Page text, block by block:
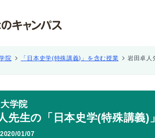
院 「日本史学(特殊講義)」を含む授業 岩田卓人
学院
先生の「日本史学(特殊講義)
2020/01/07